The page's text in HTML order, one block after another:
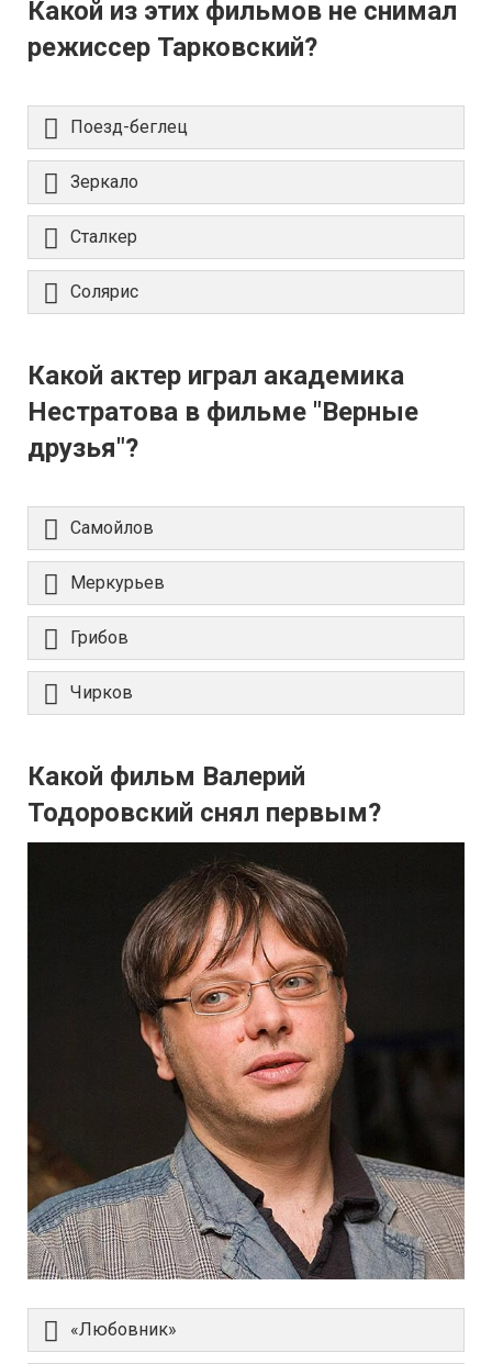
Какой из этих фильмов не снимал
режиссер Тарковский?
Поезд-беглец
Зеркало
Сталкер
Солярис
Какой актер играл академика
Нестратова в фильме "Верные
друзья"?
Самойлов
Меркурьев
Грибов
Чирков
Какой фильм Валерий
Тодоровский снял первым?
«Любовник»